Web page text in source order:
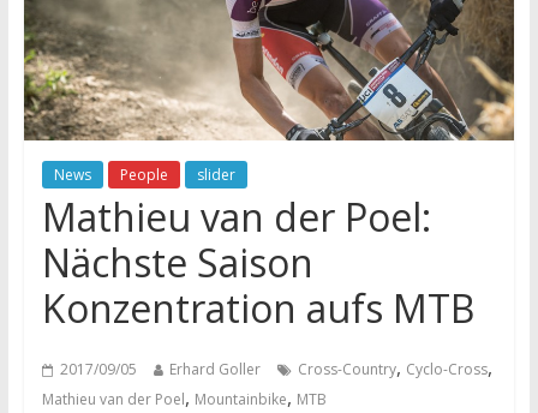
News People slider
Mathieu van der Poel:
Nächste Saison
Konzentration aufs MTB
2017/09/05 Erhard Goller Cross-Country, Cyclo-Cross,
Mathieu van der Poel, Mountainbike, MTB